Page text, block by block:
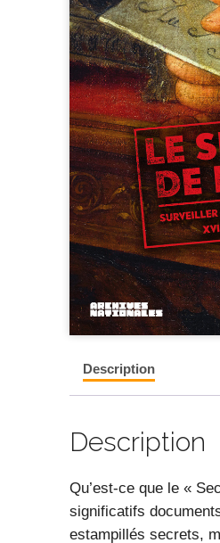
Description
Description
Qu’est-ce que le «
significatifs
estampillés secrets,